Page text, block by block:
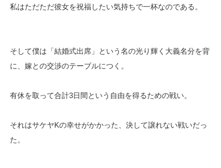
私はただただ彼女を祝福したい気持ちで一杯なのである。
そして僕は「結婚式出席」という名の光り輝く大義名分を背
に、嫁との交渉のテーブルにつく。
有休を取って合計3日間という自由を得るための戦い。
それはサケヤKの幸せがかかった、決して譲れない戦いだっ
た。